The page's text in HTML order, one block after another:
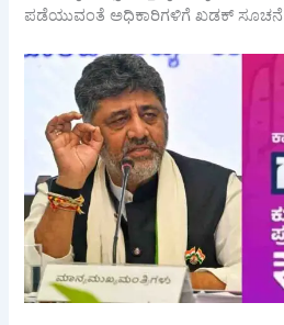
ಪಡೆಯುವಂತೆ ಅಧಿಕಾರಿಗಳಿಗೆ ಖಡಕ್ ಸೂಚನೆ